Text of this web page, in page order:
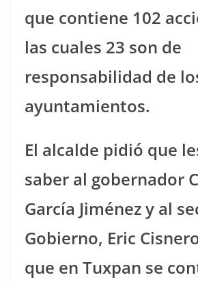
que contiene 102
las cuales 23 son de
responsabilidad de
ayuntamientos.
El alcalde pidió que
saber al gobernador
García Jiménez y al
Gobierno, Eric
que en Tuxpan se